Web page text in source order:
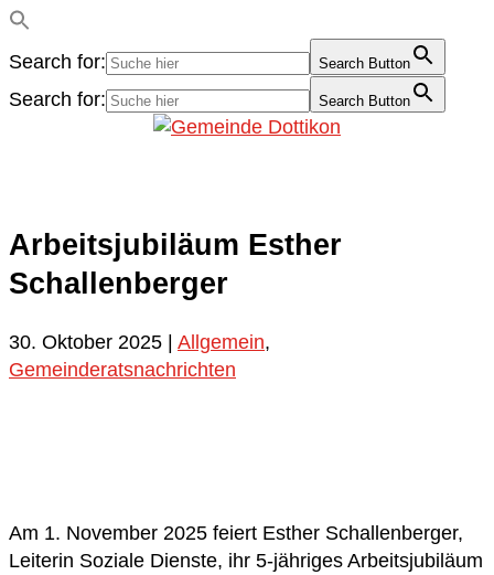
Search for: Search Button
Search for: Search Button
Arbeitsjubiläum Esther
Schallenberger
30. Oktober 2025 | Allgemein,
Gemeinderatsnachrichten
Am 1. November 2025 feiert Esther Schallenberger,
Leiterin Soziale Dienste, ihr 5-jähriges Arbeitsjubiläum